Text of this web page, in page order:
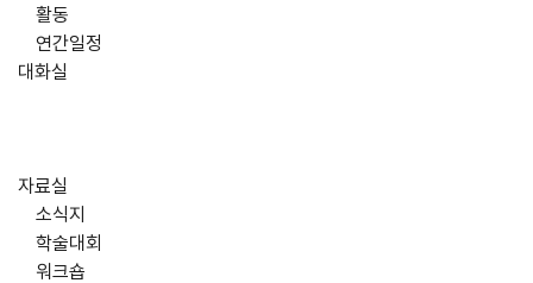
활동
연간일정
대화실
자료실
소식지
학술대회
워크숍